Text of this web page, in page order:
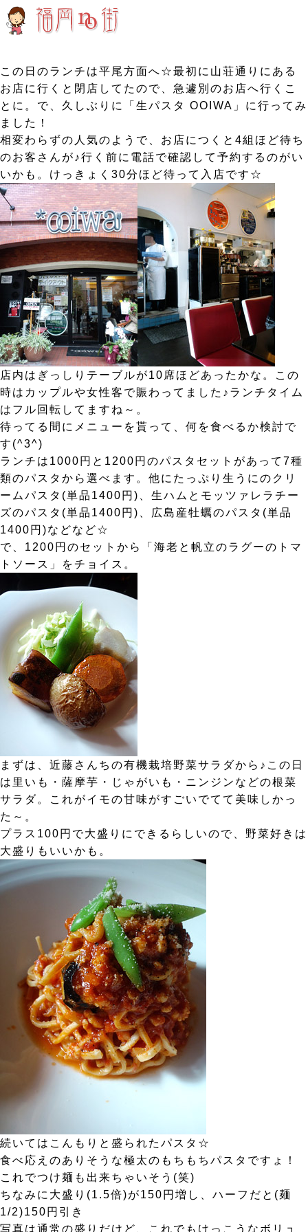
この日のランチは平尾方面へ☆最初に山荘通りにある
お店に行くと閉店してたので、急遽別のお店へ行くこ
とに。で、久しぶりに「生パスタ OOIWA」に行ってみ
ました！
相変わらずの人気のようで、お店につくと4組ほど待ち
のお客さんが♪行く前に電話で確認して予約するのがい
いかも。けっきょく30分ほど待って入店です☆
店内はぎっしりテーブルが10席ほどあったかな。この
時はカップルや女性客で賑わってました♪ランチタイム
はフル回転してますね～。
待ってる間にメニューを貰って、何を食べるか検討で
す(^3^)
ランチは1000円と1200円のパスタセットがあって7種
類のパスタから選べます。他にたっぷり生うにのクリ
ームパスタ(単品1400円)、生ハムとモッツァレラチー
ズのパスタ(単品1400円)、広島産牡蠣のパスタ(単品
1400円)などなど☆
で、1200円のセットから「海老と帆立のラグーのトマ
トソース」をチョイス。
まずは、近藤さんちの有機栽培野菜サラダから♪この日
は里いも・薩摩芋・じゃがいも・ニンジンなどの根菜
サラダ。これがイモの甘味がすごいでてて美味しかっ
た～。
プラス100円で大盛りにできるらしいので、野菜好きは
大盛りもいいかも。
続いてはこんもりと盛られたパスタ☆
食べ応えのありそうな極太のもちもちパスタですょ！
これでつけ麺も出来ちゃいそう(笑)
ちなみに大盛り(1.5倍)が150円増し、ハーフだと(麺
1/2)150円引き
写真は通常の盛りだけど、これでもけっこうなボリュ